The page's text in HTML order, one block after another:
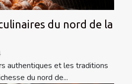
du nord de la
authentiques et les traditions
du nord de...